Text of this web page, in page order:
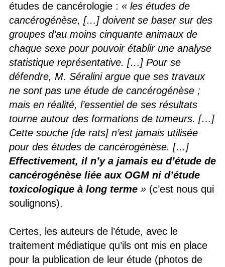
études de cancérologie : « les études de
cancérogénèse, […] doivent se baser sur des
groupes d’au moins cinquante animaux de
chaque sexe pour pouvoir établir une analyse
statistique représentative. […] Pour se
défendre, M. Séralini argue que ses travaux
ne sont pas une étude de cancérogénèse ;
mais en réalité, l’essentiel de ses résultats
tourne autour des formations de tumeurs. […]
Cette souche [de rats] n’est jamais utilisée
pour des études de cancérogénèse. […]
Effectivement, il n’y a jamais eu d’étude de
cancérogénèse liée aux OGM ni d’étude
toxicologique à long terme»(c’est nous qui
soulignons).
Certes, les auteurs de l’étude, avec le
traitement médiatique qu’ils ont mis en place
pour la publication de leur étude (photos de